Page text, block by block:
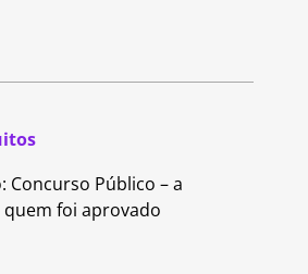
Concurso Público – a
foi aprovado